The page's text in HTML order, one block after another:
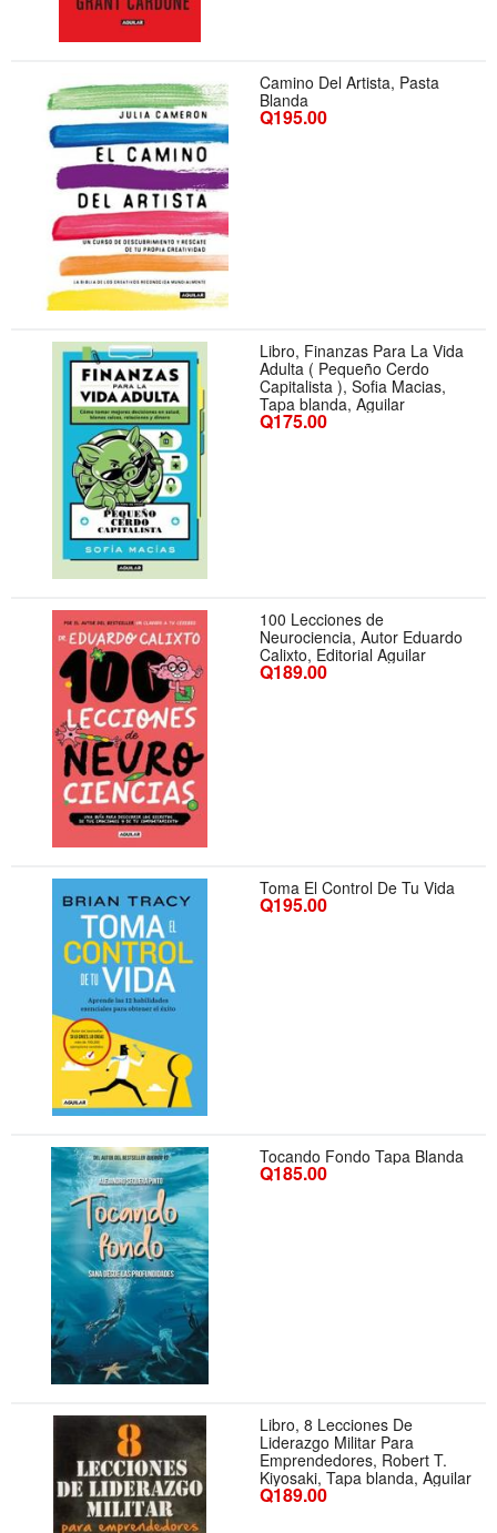
Camino Del Artista, Pasta
Blanda
Q195.00
Libro, Finanzas Para La Vida
Adulta ( Pequeño Cerdo
Capitalista ), Sofia Macias,
Tapa blanda, Aguilar
Q175.00
100 Lecciones de
Neurociencia, Autor Eduardo
Calixto, Editorial Aguilar
Q189.00
Toma El Control De Tu Vida
Q195.00
Tocando Fondo Tapa Blanda
Q185.00
Libro, 8 Lecciones De
Liderazgo Militar Para
Emprendedores, Robert T.
Kiyosaki, Tapa blanda, Aguilar
Q189.00